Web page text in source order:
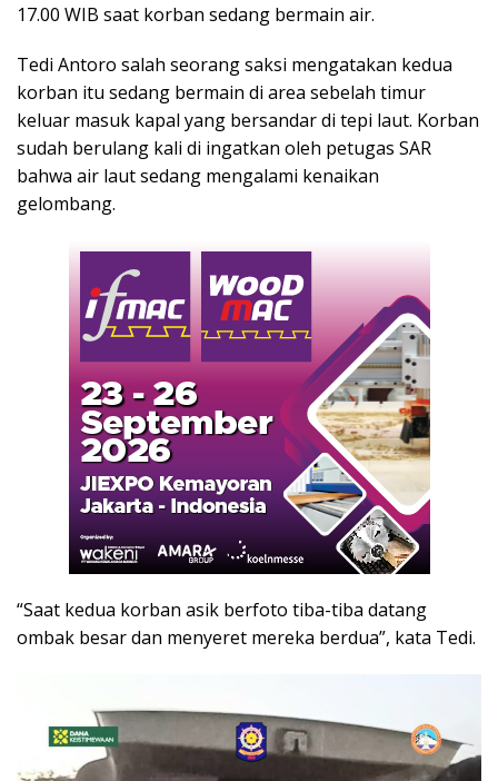
17.00 WIB saat korban sedang bermain air.
Tedi Antoro salah seorang saksi mengatakan kedua
korban itu sedang bermain di area sebelah timur
keluar masuk kapal yang bersandar di tepi laut. Korban
sudah berulang kali di ingatkan oleh petugas SAR
bahwa air laut sedang mengalami kenaikan
gelombang.
“Saat kedua korban asik berfoto tiba-tiba datang
ombak besar dan menyeret mereka berdua”, kata Tedi.